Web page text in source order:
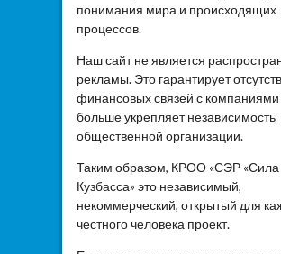
понимания мира и происходящих
процессов.
Наш сайт не является
рекламы. Это гарантирует
финансовых связей с
больше укрепляет независимость
общественной организации.
Таким образом, КРОО «СЭР «Сила
Кузбасса» это независимый,
некоммерческий, открытый для
честного человека проект.